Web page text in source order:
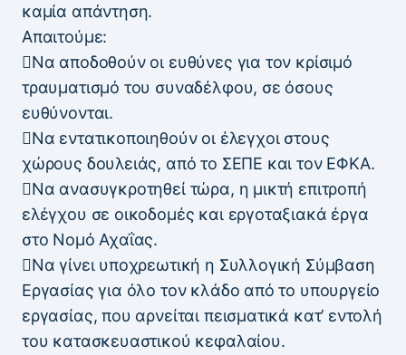
καμία απάντηση.
Απαιτούμε:
Να αποδοθούν οι ευθύνες για τον κρίσιμό
τραυματισμό του συναδέλφου, σε όσους
ευθύνονται.
Να εντατικοποιηθούν οι έλεγχοι στους
χώρους δουλειάς, από το ΣΕΠΕ και τον ΕΦΚΑ.
Να ανασυγκροτηθεί τώρα, η μικτή επιτροπή
ελέγχου σε οικοδομές και εργοταξιακά έργα
στο Νομό Αχαΐας.
Να γίνει υποχρεωτική η Συλλογική Σύμβαση
Εργασίας για όλο τον κλάδο από το υπουργείο
εργασίας, που αρνείται πεισματικά κατ’ εντολή
του κατασκευαστικού κεφαλαίου.